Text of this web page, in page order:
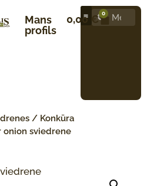
Mans
profils
0,00 € 0
/ Konkūra
sviedrene